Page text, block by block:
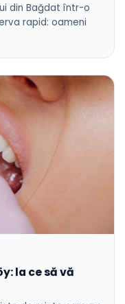
din Bağdat într-o
rapid: oameni
la ce să vă